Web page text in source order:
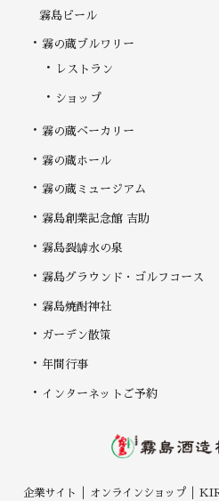
霧島ビール
霧の蔵ブルワリー
レストラン
ショップ
霧の蔵ベーカリー
霧の蔵ホール
霧の蔵ミュージアム
霧島創業記念館 吉助
霧島裂罅水の泉
霧島グラウンド・ゴルフコース
霧島焼酎神社
ガーデン散策
年間行事
インターネットご予約
企業サイト オンラインショップ